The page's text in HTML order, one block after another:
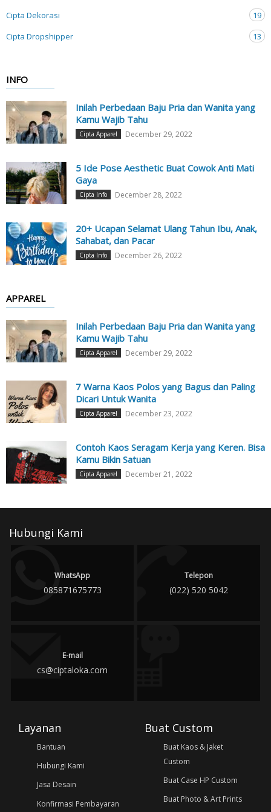
Cipta Dekorasi
19
Cipta Dropshipper
13
INFO
Inilah Perbedaan Baju Pria dan Wanita yang
Kamu Wajib Tahu
Cipta Apparel December 29, 2022
5 Ide Pose Aesthetic Buat Cowok Anti Mati
Gaya
Cipta Info December 28, 2022
20+ Ucapan Selamat Ulang Tahun Ibu, Anak,
Sahabat, dan Pacar
Cipta Info December 26, 2022
APPAREL
Inilah Perbedaan Baju Pria dan Wanita yang
Kamu Wajib Tahu
Cipta Apparel December 29, 2022
7 Warna Kaos Polos yang Bagus dan Paling
Dicari Untuk Wanita
Cipta Apparel December 23, 2022
Contoh Kaos Seragam Kerja yang Keren. Bisa
Kamu Bikin Satuan
Cipta Apparel December 21, 2022
Hubungi Kami
WhatsApp
085871675773
Telepon
(022) 520 5042
E-mail
cs@ciptaloka.com
Layanan
Bantuan
Hubungi Kami
Jasa Desain
Konfirmasi Pembayaran
Buat Custom
Buat Kaos & Jaket
Custom
Buat Case HP Custom
Buat Photo & Art Prints